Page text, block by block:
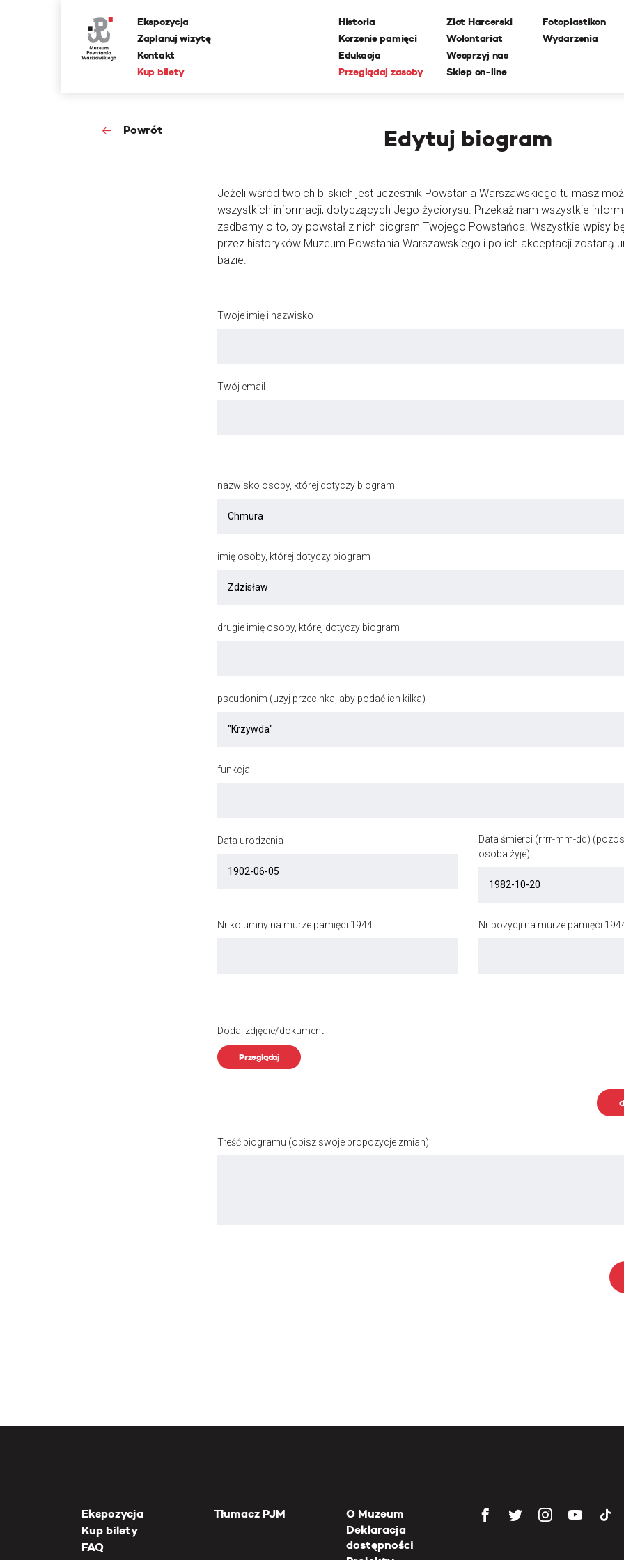
Ekspozycja
Zaplanuj wizytę
Kontakt
Kup bilety
Historia
Korzenie pamięci
Edukacja
Przeglądaj zasoby
Zlot Harcerski
Wolontariat
Wesprzyj nas
Sklep on-line
Fotoplastikon
Wydarzenia
Powrót Edytuj biogram
Jeżeli wśród twoich bliskich jest uczestnik Powstania Warszawskiego tu masz
wszystkich informacji, dotyczących Jego życiorysu. Przekaż nam wszystkie
zadbamy o to, by powstał z nich biogram Twojego Powstańca. Wszystkie wpisy
przez historyków Muzeum Powstania Warszawskiego i po ich akceptacji zostaną
bazie.
Twoje imię i nazwisko
Twój email
nazwisko osoby, której dotyczy biogram
imię osoby, której dotyczy biogram
drugie imię osoby, której dotyczy biogram
pseudonim (uzyj przecinka, aby podać ich kilka)
funkcja
Data urodzenia
Data śmierci (rrrr-mm-dd)
osoba żyje)
Nr kolumny na murze pamięci 1944 Nr pozycji na murze pamięci
Dodaj zdjęcie/dokument
Przeglądaj
Treść biogramu (opisz swoje propozycje zmian)
Ekspozycja
Kup bilety
FAQ
Tłumacz PJM
O Muzeum
Deklaracja
dostępności